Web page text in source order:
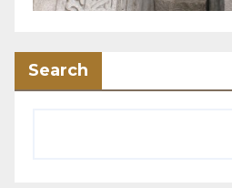
Search